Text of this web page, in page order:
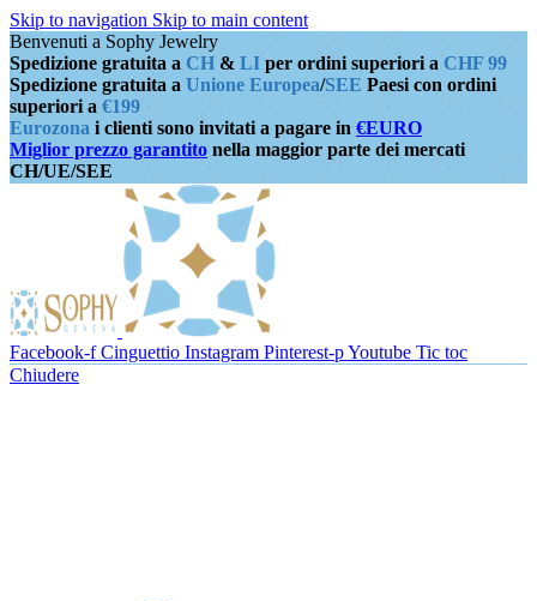
Skip to navigation Skip to main content
Benvenuti a Sophy Jewelry
Spedizione gratuita a CH & LI per ordini superiori a CHF 99
Spedizione gratuita a Unione Europea/SEE Paesi con ordini
superiori a €199
Eurozona i clienti sono invitati a pagare in €EURO
Miglior prezzo garantito nella maggior parte dei mercati
CH/UE/SEE
Facebook-f Cinguettio Instagram Pinterest-pYoutube Tic toc
Chiudere